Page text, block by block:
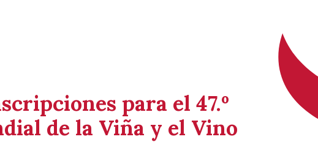
para el 47.º
de la Viña y el Vino